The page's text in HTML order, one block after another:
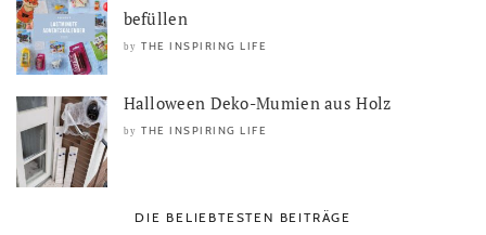
befüllen
by THE INSPIRING LIFE
Halloween Deko-Mumien aus Holz
by THE INSPIRING LIFE
DIE BELIEBTESTEN BEITRÄGE